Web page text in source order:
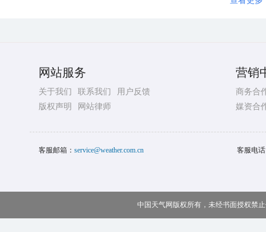
网站服务
关于我们 联系我们
用户反馈
版权声明
网站律师
营销
商务合
媒资合
客服邮箱： service@weather.com.cn 客服电
中国天气网版权所有，未经书面授权